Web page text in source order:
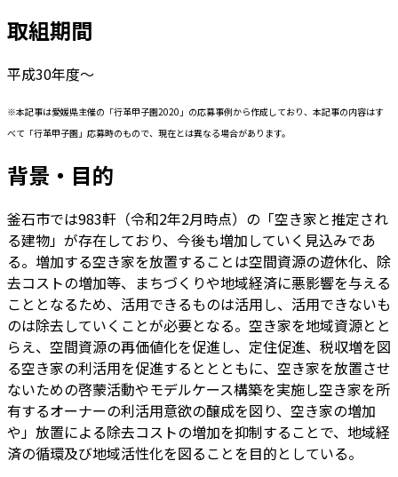
取組期間
平成30年度～
※本記事は愛媛県主催の「行革甲子園2020」の応募事例から作成しており、本記事の内容はす
べて「行革甲子園」応募時のもので、現在とは異なる場合があります。
背景・目的
釜石市では983軒（令和2年2月時点）の「空き家と推定され
る建物」が存在しており、今後も増加していく見込みであ
る。増加する空き家を放置することは空間資源の遊休化、除
去コストの増加等、まちづくりや地域経済に悪影響を与える
こととなるため、活用できるものは活用し、活用できないも
のは除去していくことが必要となる。空き家を地域資源とと
らえ、空間資源の再価値化を促進し、定住促進、税収増を図
る空き家の利活用を促進するととともに、空き家を放置させ
ないための啓蒙活動やモデルケース構築を実施し空き家を所
有するオーナーの利活用意欲の醸成を図り、空き家の増加
や」放置による除去コストの増加を抑制することで、地域経
済の循環及び地域活性化を図ることを目的としている。